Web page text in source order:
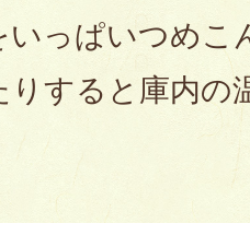
いっぱいつめこ
りすると庫内の